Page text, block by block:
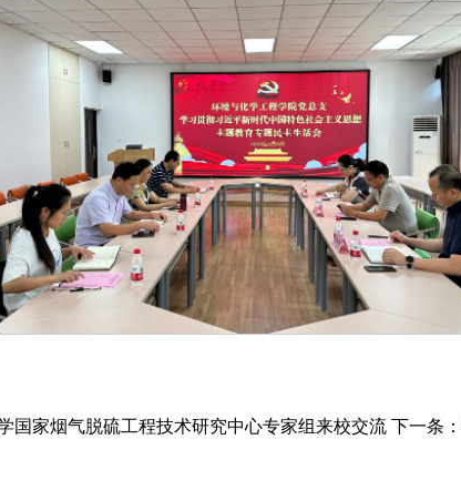
国家烟气脱硫工程技术研究中心专家组来校交流 下一条：